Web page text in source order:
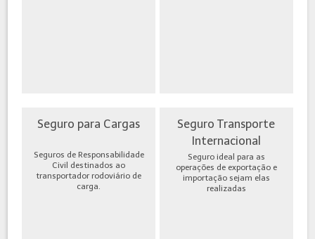
Seguro para Cargas
Seguros de Responsabilidade
Civil destinados ao
transportador rodoviário de
carga.
Seguro Transporte
Internacional
Seguro ideal para as
operações de exportação e
importação sejam elas
realizadas